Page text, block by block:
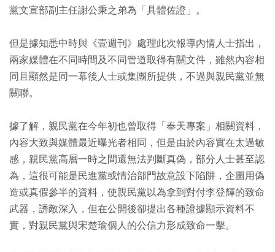
黨文宣部副主任謝公秉之弟為「具體佐證」。
但是據知悉中時與《壹週刊》處理此次報導內情人士指出，
兩家媒體在不同時間及不同管道取得有關文件，雖然內容相
同且顯然是同一幕後人士或集團所提供，不過與親民黨並無
關聯。
據了解，親民黨在今年初也曾取得「奉天專案」相關資料，
內容大致與媒體最近曝光者相同，但是由於內容實在太過敏
感，親民黨高層一時之間還無法判斷真偽，部分人士甚至認
為，這很可能是民進黨或情治部門故意設下陷阱，企圖用偽
造或真假參半的資料，使親民黨以為拿到對付李登輝的致命
武器，誘敵深入，但在公開後卻提出各種證據顯示資料不
實，對親民黨與宋楚瑜個人的公信力形成致命一擊。